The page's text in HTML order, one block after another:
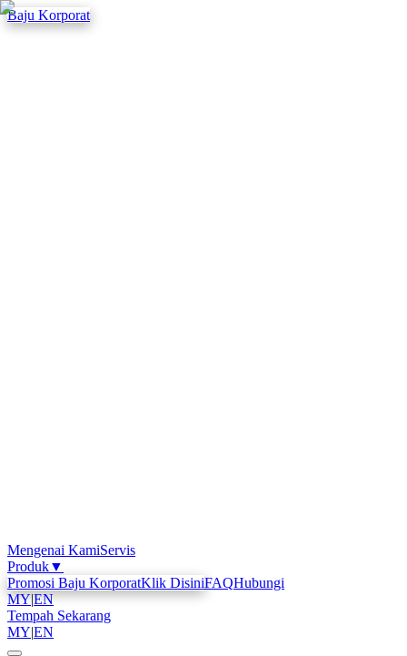
Baju Korporat
Mengenai KamiServis
Produk▼
Promosi Baju KorporatKlik DisiniFAQHubungi
MY|EN
Tempah Sekarang
MY|EN